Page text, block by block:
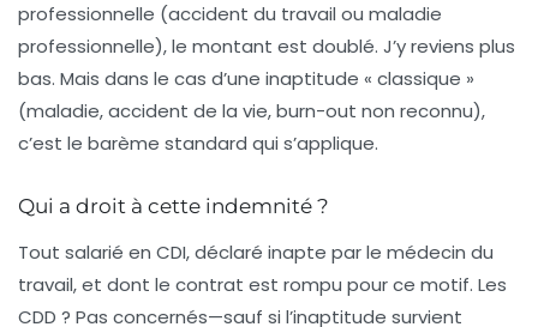
professionnelle (accident du travail ou maladie
professionnelle), le montant est doublé. J’y reviens plus
bas. Mais dans le cas d’une inaptitude « classique »
(maladie, accident de la vie, burn-out non reconnu),
c’est le barème standard qui s’applique.
Qui a droit à cette indemnité ?
Tout salarié en CDI, déclaré inapte par le médecin du
travail, et dont le contrat est rompu pour ce motif. Les
CDD ? Pas concernés—sauf si l’inaptitude survient